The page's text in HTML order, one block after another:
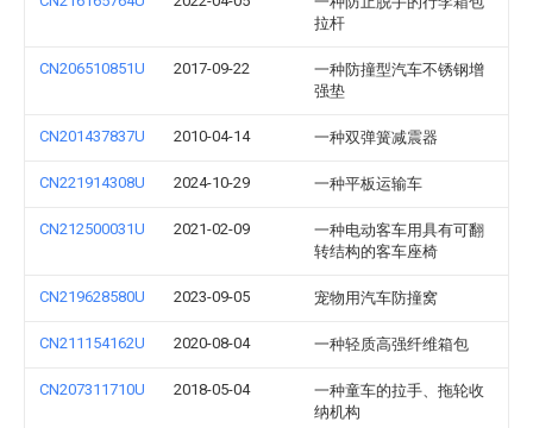
拉杆
CN206510851U 2017-09-22
一种防撞型汽车不锈钢增
强垫
CN201437837U 2010-04-14 一种双弹簧减震器
CN221914308U 2024-10-29 一种平板运输车
CN212500031U 2021-02-09
一种电动客车用具有可翻
转结构的客车座椅
CN219628580U 2023-09-05 宠物用汽车防撞窝
CN211154162U 2020-08-04 一种轻质高强纤维箱包
CN207311710U 2018-05-04
一种童车的拉手、拖轮收
纳机构